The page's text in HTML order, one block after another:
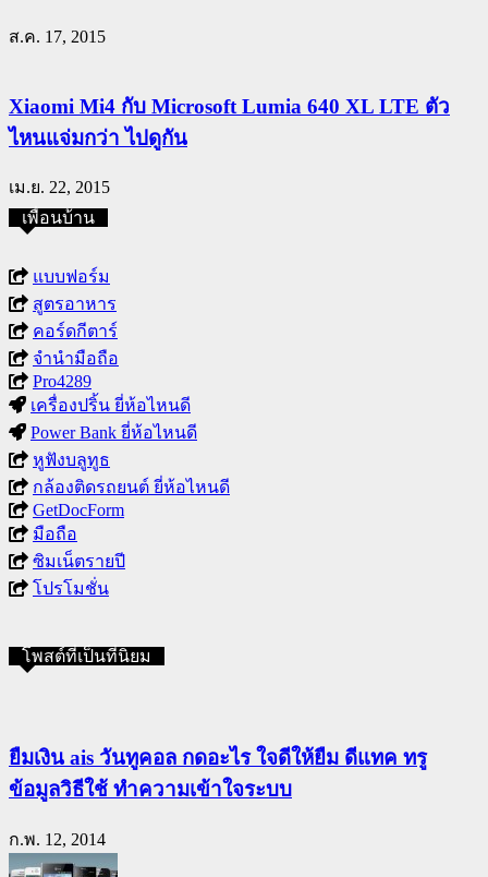
ส.ค. 17, 2015
Xiaomi Mi4 กับ Microsoft Lumia 640 XL LTE ตัว
ไหนแจ่มกว่า ไปดูกัน
เม.ย. 22, 2015
เพื่อนบ้าน
แบบฟอร์ม
สูตรอาหาร
คอร์ดกีตาร์
จำนำมือถือ
Pro4289
เครื่องปริ้น ยี่ห้อไหนดี
Power Bank ยี่ห้อไหนดี
หูฟังบลูทูธ
กล้องติดรถยนต์ ยี่ห้อไหนดี
GetDocForm
มือถือ
ซิมเน็ตรายปี
โปรโมชั่น
โพสต์ที่เป็นที่นิยม
ยืมเงิน ais วันทูคอล กดอะไร ใจดีให้ยืม ดีแทค ทรู
ข้อมูลวิธีใช้ ทำความเข้าใจระบบ
ก.พ. 12, 2014